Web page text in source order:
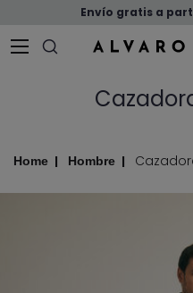
Envío gratis a
Hombre
Home